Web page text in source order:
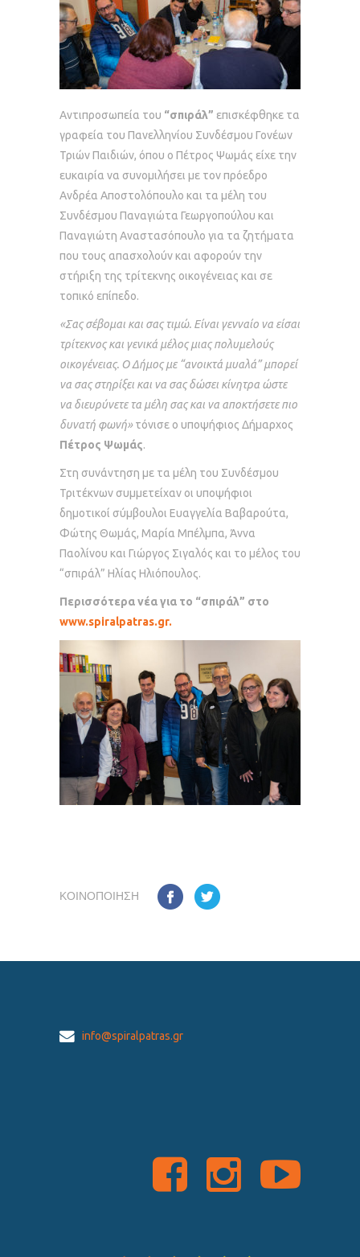
Αντιπροσωπεία του “σπιράλ” επισκέφθηκε τα
γραφεία του Πανελληνίου Συνδέσμου Γονέων
Τριών Παιδιών, όπου ο Πέτρος Ψωμάς είχε την
ευκαιρία να συνομιλήσει με τον πρόεδρο
Ανδρέα Αποστολόπουλο και τα μέλη του
Συνδέσμου Παναγιώτα Γεωργοπούλου και
Παναγιώτη Αναστασόπουλο για τα ζητήματα
που τους απασχολούν και αφορούν την
στήριξη της τρίτεκνης οικογένειας και σε
τοπικό επίπεδο.
«Σας σέβομαι και σας τιμώ. Είναι γενναίο να είσαι
τρίτεκνος και γενικά μέλος μιας πολυμελούς
οικογένειας. Ο Δήμος με “ανοικτά μυαλά” μπορεί
να σας στηρίξει και να σας δώσει κίνητρα ώστε
να διευρύνετε τα μέλη σας και να αποκτήσετε πιο
δυνατή φωνή»τόνισε ο υποψήφιος Δήμαρχος
Πέτρος Ψωμάς.
Στη συνάντηση με τα μέλη του Συνδέσμου
Τριτέκνων συμμετείχαν οι υποψήφιοι
δημοτικοί σύμβουλοι Ευαγγελία Βαβαρούτα,
Φώτης Θωμάς, Μαρία Μπέλμπα, Άννα
Παολίνου και Γιώργος Σιγαλός και το μέλος του
“σπιράλ” Ηλίας Ηλιόπουλος.
Περισσότερα νέα για το “σπιράλ” στο
www.spiralpatras.gr.
ΚΟΙΝΟΠΟΊΗΣΗ
info@spiralpatras.gr